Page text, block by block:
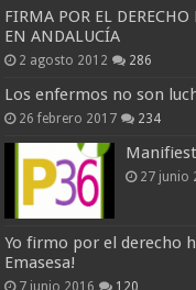
FIRMA POR EL
EN ANDALUCÍA
2 agosto 2012 286
Los enfermos no son
26 febrero 2017 234
27 junio
Yo firmo por el derecho
Emasesa!
7 junio 2016 120